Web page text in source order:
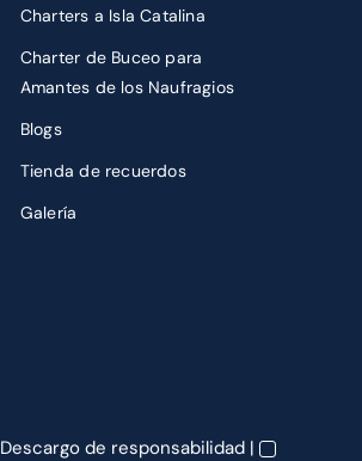
Charters a Isla Catalina
Charter de Buceo para
Amantes de los Naufragios
Blogs
Tienda de recuerdos
Galería
Descargo de responsabilidad |